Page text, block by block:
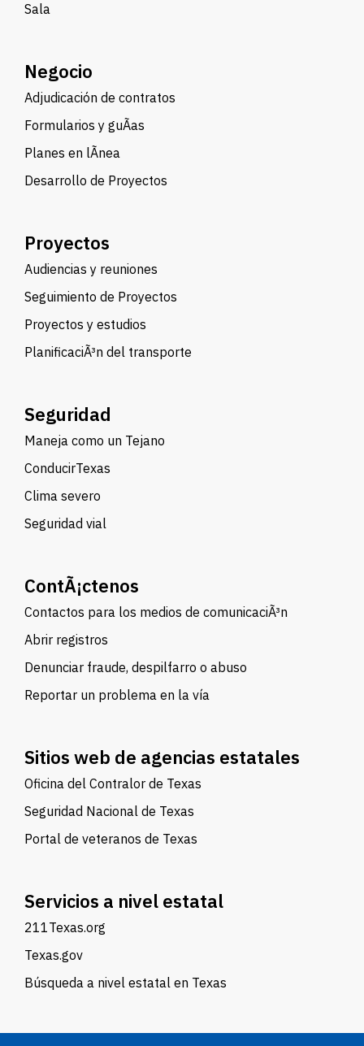
Sala
Negocio
Adjudicación de contratos
Formularios y guÃ­as
Planes en lÃ­nea
Desarrollo de Proyectos
Proyectos
Audiencias y reuniones
Seguimiento de Proyectos
Proyectos y estudios
PlanificaciÃ³n del transporte
Seguridad
Maneja como un Tejano
ConducirTexas
Clima severo
Seguridad vial
ContÃ¡ctenos
Contactos para los medios de comunicaciÃ³n
Abrir registros
Denunciar fraude, despilfarro o abuso
Reportar un problema en la vía
Sitios web de agencias estatales
Oficina del Contralor de Texas
Seguridad Nacional de Texas
Portal de veteranos de Texas
Servicios a nivel estatal
211Texas.org
Texas.gov
Búsqueda a nivel estatal en Texas